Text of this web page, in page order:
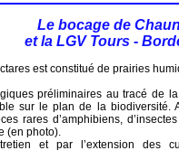
Le bocage de
et la LGV Tours -
est constitué de prairies
préliminaires au tracé de
sur le plan de la
rares d’amphibiens,
(en photo).
et par l’extension des